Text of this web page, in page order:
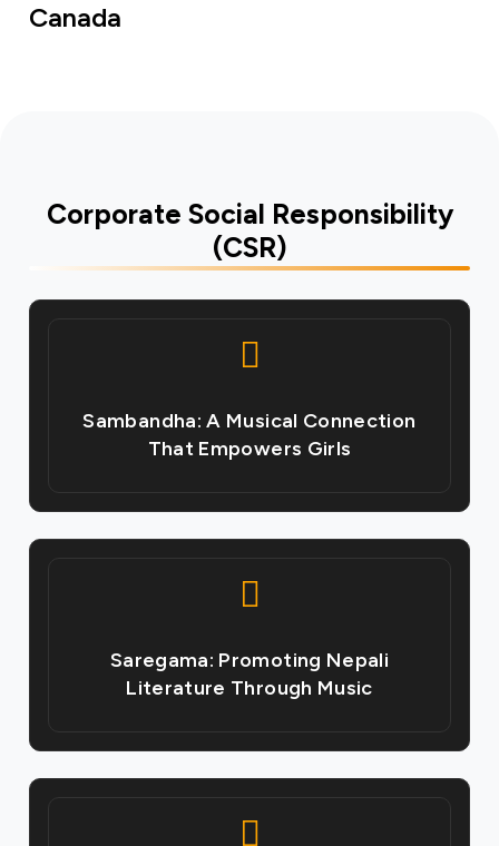
Canada
Corporate Social Responsibility
(CSR)
Sambandha: A Musical Connection
That Empowers Girls
Saregama: Promoting Nepali
Literature Through Music